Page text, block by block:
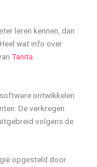
leren kennen, dan
wat info over
Tanita
ontwikkelen
De verkregen
volgens de
opgesteld door